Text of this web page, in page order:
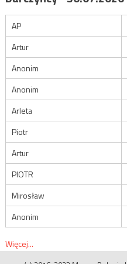
AP
Artur
Anonim
Anonim
Arleta
Piotr
Artur
PIOTR
Mirosław
Anonim
Więcej...